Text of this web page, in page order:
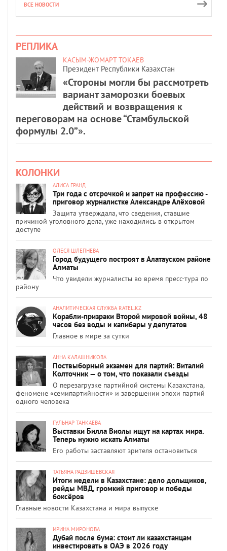
ВСЕ НОВОСТИ
РЕПЛИКА
КАСЫМ-ЖОМАРТ ТОКАЕВ
Президент Республики Казахстан
«Стороны могли бы рассмотреть
вариант заморозки боевых
действий и возвращения к
переговорам на основе “Стамбульской
формулы 2.0”».
КОЛОНКИ
АЛИСА ГРАНД
Три года с отсрочкой и запрет на профессию -
приговор журналистке Александре Алёховой
Защита утверждала, что сведения, ставшие
причиной уголовного дела, уже находились в открытом
доступе
ОЛЕСЯ ШЛЕПНЕВА
Город будущего построят в Алатауском районе
Алматы
Что увидели журналисты во время пресс-тура по
району
АНАЛИТИЧЕСКАЯ СЛУЖБА RATEL.KZ
Корабли-призраки Второй мировой войны, 48
часов без воды и капибары у депутатов
Главное в мире за сутки
АННА КАЛАШНИКОВА
Поствыборный экзамен для партий: Виталий
Колточник — о том, что показали съезды
О перезагрузке партийной системы Казахстана,
феномене «семипартийности» и завершении эпохи партий
одного человека
ГУЛЬНАР ТАНКАЕВА
Выставки Билла Виолы ищут на картах мира.
Теперь нужно искать Алматы
Его работы заставляют зрителя остановиться
ТАТЬЯНА РАДЗИШЕВСКАЯ
Итоги недели в Казахстане: дело дольщиков,
рейды МВД, громкий приговор и победы
боксёров
Главные новости Казахстана и мира выпуске
ИРИНА МИРОНОВА
Дубай после бума: стоит ли казахстанцам
инвестировать в ОАЭ в 2026 году